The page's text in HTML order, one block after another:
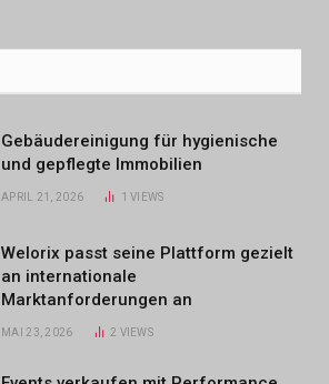
Gebäudereinigung für hygienische
und gepflegte Immobilien
APRIL 21, 2026 1VIEWS
Welorix passt seine Plattform gezielt
an internationale
Marktanforderungen an
MAI 23, 2026 2 VIEWS